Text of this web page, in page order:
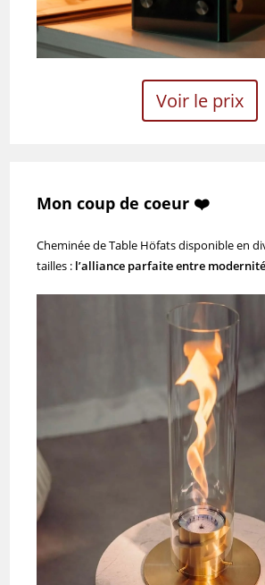
Voir le prix
Mon coup de coeur ❤️
Cheminée de Table Höfats disponible en
tailles : l’alliance parfaite entre